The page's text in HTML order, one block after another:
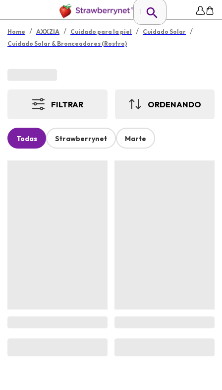
Home / AXXZIA / Cuidado para la piel / Cuidado Solar /
Cuidado Solar & Bronceadores (Rostro)
FILTRAR ORDENANDO
Todas Strawberrynet Marte